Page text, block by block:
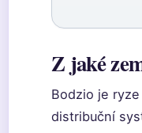
Z jaké
Bodzio je
distribuční